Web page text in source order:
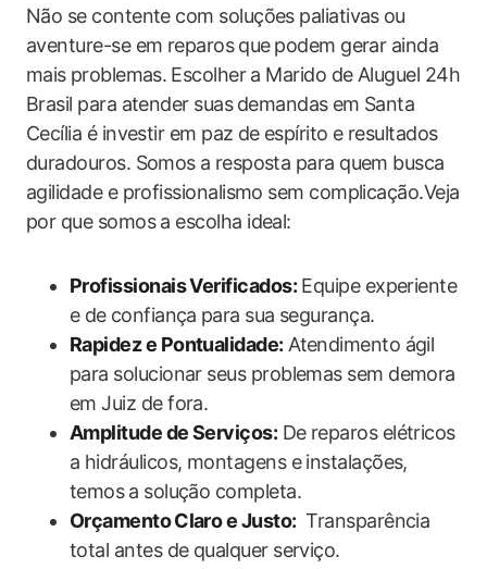
Não‍ se contente com soluções paliativas⁢ ou
aventure-se em reparos ⁣que⁣ podem gerar ainda
mais⁣ problemas.⁤ Escolher a Marido de Aluguel 24h
Brasil para ‌atender suas ⁤demandas ⁤em Santa
Cecília é investir em paz de ⁣espírito e resultados
duradouros. Somos⁤ a resposta para quem busca
agilidade e​ profissionalismo​ sem ‍complicação.Veja
por que somos a escolha ideal:
Profissionais Verificados:Equipe experiente
e ‌de ⁢confiança⁤ para sua segurança.
Rapidez e Pontualidade: Atendimento ágil
para solucionar seus problemas sem demora
em Juiz de fora.
Amplitude de Serviços: De reparos‍ elétricos
a hidráulicos, montagens​ e instalações,
temos⁤ a solução completa.
Orçamento⁢ Claro ‌e Justo: ​ Transparência
total antes de‍ qualquer ‍serviço.